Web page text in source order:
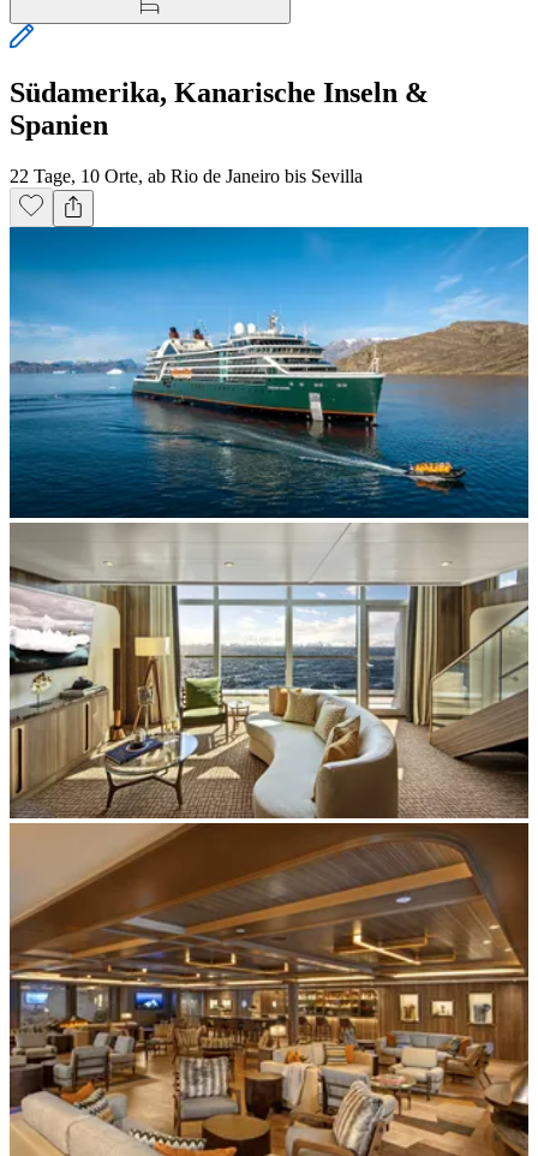
Südamerika, Kanarische Inseln &
Spanien
22 Tage, 10 Orte, ab Rio de Janeiro bis Sevilla